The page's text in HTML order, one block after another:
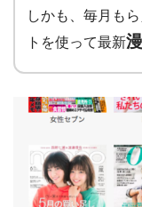
しかも、毎月も
トを使って最新